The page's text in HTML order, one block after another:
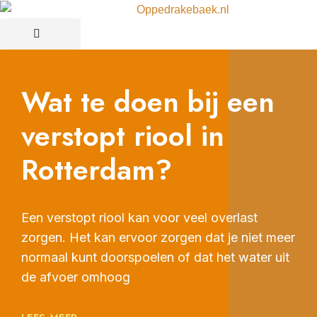
Wat te doen bij een
verstopt riool in
Rotterdam?
Een verstopt riool kan voor veel overlast
zorgen. Het kan ervoor zorgen dat je niet meer
normaal kunt doorspoelen of dat het water uit
de afvoer omhoog